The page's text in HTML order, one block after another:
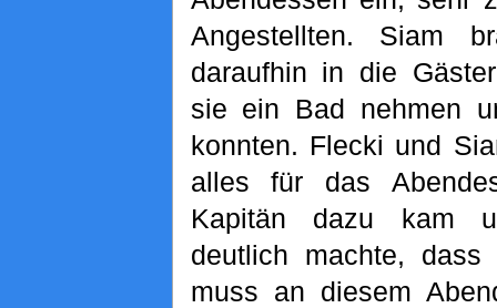
Angestellten. Siam
daraufhin in die
sie ein Bad nehmen
konnten. Flecki und
alles für das
Kapitän dazu kam
deutlich machte,
muss an diesem